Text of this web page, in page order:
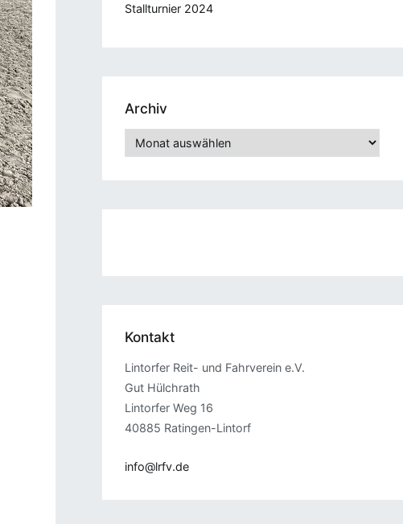
Stallturnier 2024
Archiv
Archiv
Kontakt
Lintorfer Reit- und Fahrverein e.V.
Gut Hülchrath
Lintorfer Weg 16
40885 Ratingen-Lintorf
info@lrfv.de